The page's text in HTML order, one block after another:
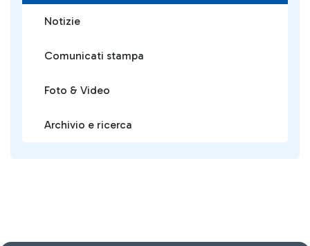
Notizie
Comunicati stampa
Foto & Video
Archivio e ricerca